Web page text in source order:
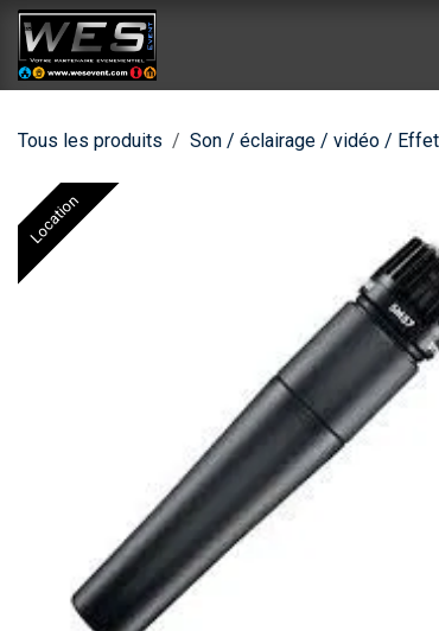
Se rendre au contenu
Tous les produits Son / éclairage / vidéo /
Location